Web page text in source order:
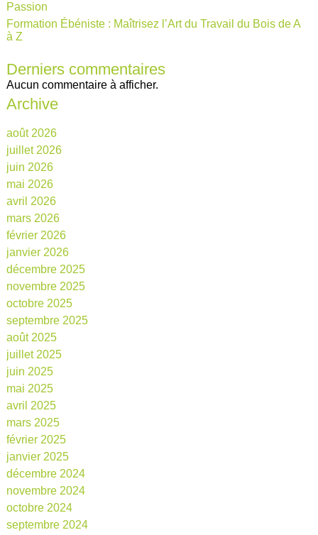
Passion
Formation Ébéniste : Maîtrisez l’Art du Travail du Bois de A
à Z
Derniers commentaires
Aucun commentaire à afficher.
Archive
août 2026
juillet 2026
juin 2026
mai 2026
avril 2026
mars 2026
février 2026
janvier 2026
décembre 2025
novembre 2025
octobre 2025
septembre 2025
août 2025
juillet 2025
juin 2025
mai 2025
avril 2025
mars 2025
février 2025
janvier 2025
décembre 2024
novembre 2024
octobre 2024
septembre 2024